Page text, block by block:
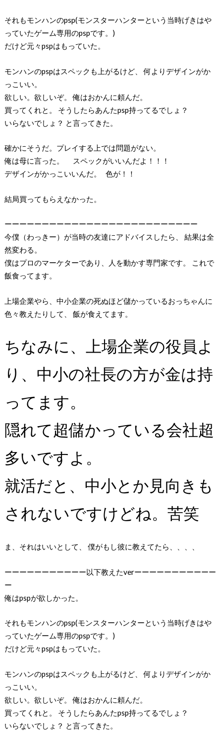
それもモンハンのpsp(モンスターハンターという当時げきはや
っていたゲーム専用のpspです。)
だけど元々pspはもっていた。
モンハンのpspはスペックも上がるけど、 何よりデザインがか
っこいい。
欲しい。欲しいぞ。 俺はおかんに頼んだ。
買ってくれと。 そうしたらあんたpsp持ってるでしょ？
いらないでしょ？ と言ってきた。
確かにそうだ。プレイする上では問題がない。
俺は母に言った。 スペックがいいんだよ！！！
デザインがかっこいいんだ。 色が！！
結局買ってもらえなかった。
ーーーーーーーーーーーーーーーーーーーーーーーーーー
今僕（わっきー）が当時の友達にアドバイスしたら、 結果は全
然変わる。
僕はプロのマーケターであり、人を動かす専門家です。 これで
飯食ってます。
上場企業やら、中小企業の死ぬほど儲かっているおっちゃんに
色々教えたりして、 飯が食えてます。
ちなみに、上場企業の役員よ
り、中小の社長の方が金は持
ってます。
隠れて超儲かっている会社超
多いですよ。
就活だと、中小とか見向きも
されないですけどね。苦笑
ま、それはいいとして、 僕がもし彼に教えてたら、、、、
ーーーーーーーーーーー以下教えたverーーーーーーーーーーー
ー
俺はpspが欲しかった。
それもモンハンのpsp(モンスターハンターという当時げきはや
っていたゲーム専用のpspです。)
だけど元々pspはもっていた。
モンハンのpspはスペックも上がるけど、 何よりデザインがか
っこいい。
欲しい。欲しいぞ。 俺はおかんに頼んだ。
買ってくれと。 そうしたらあんたpsp持ってるでしょ？
いらないでしょ？ と言ってきた。